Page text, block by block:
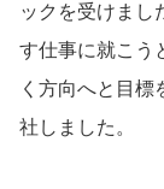
ックを受けまし
す仕事に就こう
く方向へと目標
社しました。